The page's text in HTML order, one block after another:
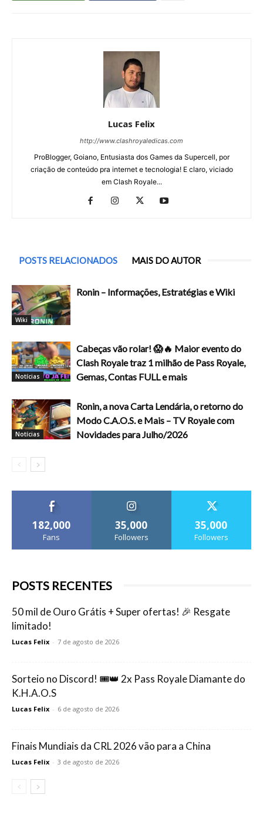
Lucas Felix
http://www.clashroyaledicas.com
ProBlogger, Goiano, Entusiasta dos Games da Supercell, por
criação de conteúdo pra internet e tecnologia! E claro, viciado
em Clash Royale...
POSTS RELACIONADOS MAIS DO AUTOR
Wiki
Ronin – Informações, Estratégias e Wiki
Notícias
Cabeças vão rolar! 😱🔥 Maior evento do
Clash Royale traz 1 milhão de Pass Royale,
Gemas, Contas FULL e mais
Notícias
Ronin, a nova Carta Lendária, o retorno do
Modo C.A.O.S. e Mais – TV Royale com
Novidades para Julho/2026
182,000
Fans
35,000
Followers
35,000
Followers
POSTS RECENTES
50 mil de Ouro Grátis + Super ofertas! 🎉 Resgate
limitado!
Lucas Felix - 7 de agosto de 2026
Sorteio no Discord! 🎟️👑 2x Pass Royale Diamante do
K.H.A.O.S
Lucas Felix - 6 de agosto de 2026
Finais Mundiais da CRL 2026 vão para a China
Lucas Felix - 3 de agosto de 2026